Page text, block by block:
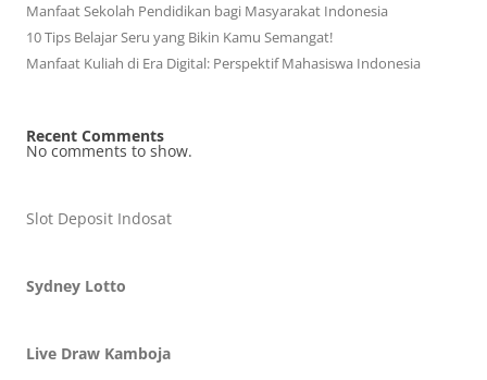
Manfaat Sekolah Pendidikan bagi Masyarakat Indonesia
10 Tips Belajar Seru yang Bikin Kamu Semangat!
Manfaat Kuliah di Era Digital: Perspektif Mahasiswa Indonesia
Recent Comments
No comments to show.
Slot Deposit Indosat
Sydney Lotto
Live Draw Kamboja